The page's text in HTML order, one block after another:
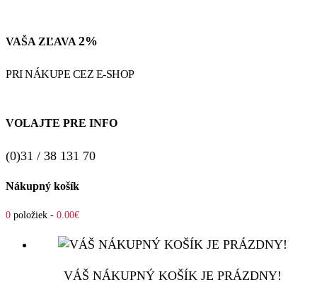
VAŠA ZĽAVA 2%
PRI NÁKUPE CEZ E-SHOP
VOLAJTE PRE INFO
(0)31 / 38 131 70
Nákupný košík
0 položiek - 0.00€
VÁŠ NÁKUPNÝ KOŠÍK JE PRÁZDNY!